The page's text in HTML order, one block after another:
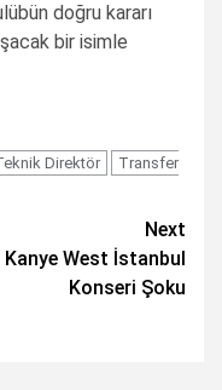
doğru kararı
bir isimle
Direktör
Transfer
Next
Kanye West İstanbul
Konseri Şoku